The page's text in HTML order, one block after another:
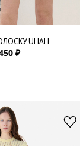
ULIAH
₽